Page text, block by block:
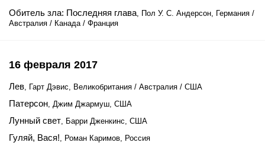
Обитель зла: Последняя глава, Пол У. С. Андерсон, Германия /
Австралия / Канада / Франция
16 февраля 2017
Лев, Гарт Дэвис, Великобритания / Австралия / США
Патерсон, Джим Джармуш, США
Лунный свет, Барри Дженкинс, США
Гуляй, Вася!, Роман Каримов, Россия